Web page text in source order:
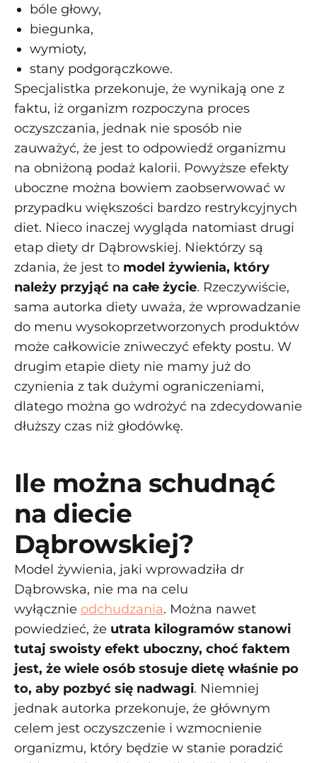
bóle głowy,
biegunka,
wymioty,
stany podgorączkowe.
Specjalistka przekonuje, że wynikają one z
faktu, iż organizm rozpoczyna proces
oczyszczania, jednak nie sposób nie
zauważyć, że jest to odpowiedź organizmu
na obniżoną podaż kalorii. Powyższe efekty
uboczne można bowiem zaobserwować w
przypadku większości bardzo restrykcyjnych
diet. Nieco inaczej wygląda natomiast drugi
etap diety dr Dąbrowskiej. Niektórzy są
zdania, że jest to model żywienia, który
należy przyjąć na całe życie. Rzeczywiście,
sama autorka diety uważa, że wprowadzanie
do menu wysokoprzetworzonych produktów
może całkowicie zniweczyć efekty postu. W
drugim etapie diety nie mamy już do
czynienia z tak dużymi ograniczeniami,
dlatego można go wdrożyć na zdecydowanie
dłuższy czas niż głodówkę.
Ile można schudnąć
na diecie
Dąbrowskiej?
Model żywienia, jaki wprowadziła dr
Dąbrowska, nie ma na celu
wyłącznie odchudzania. Można nawet
powiedzieć, że utrata kilogramów stanowi
tutaj swoisty efekt uboczny, choć faktem
jest, że wiele osób stosuje dietę właśnie po
to, aby pozbyć się nadwagi. Niemniej
jednak autorka przekonuje, że głównym
celem jest oczyszczenie i wzmocnienie
organizmu, który będzie w stanie poradzić